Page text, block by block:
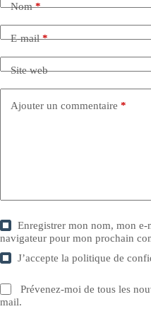
Nom*
E-mail*
Site web
Ajouter un commentaire *
Enregistrer mon nom, mon e-
navigateur pour mon prochain
J’accepte lapolitique de
Prévenez-moi de tous les
mail.